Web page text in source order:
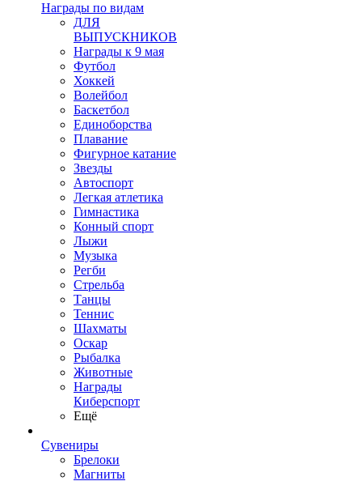
Награды по видам
ДЛЯ
ВЫПУСКНИКОВ
Награды к 9 мая
Футбол
Хоккей
Волейбол
Баскетбол
Единоборства
Плавание
Фигурное катание
Звезды
Автоспорт
Легкая атлетика
Гимнастика
Конный спорт
Лыжи
Музыка
Регби
Стрельба
Танцы
Теннис
Шахматы
Оскар
Рыбалка
Животные
Награды
Киберспорт
Ещё
Сувениры
Брелоки
Магниты